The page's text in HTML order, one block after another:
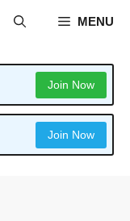
MENU
Join Now
Join Now